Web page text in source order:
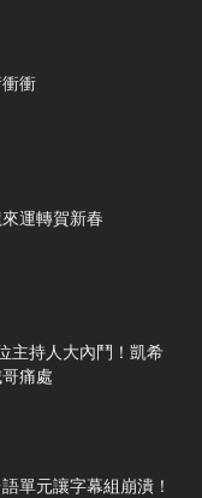
衝
運轉賀新春
主持人大內鬥！凱希
痛處
單元讓字幕組崩潰！